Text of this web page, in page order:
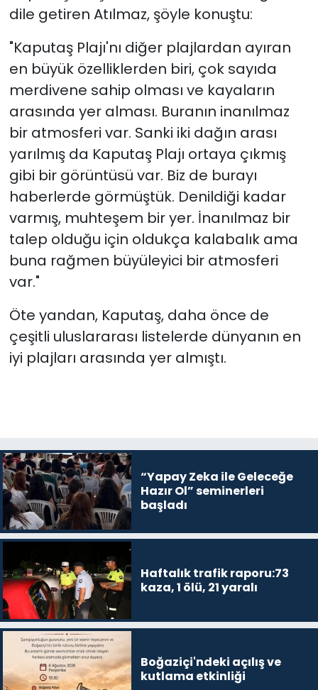
dile getiren Atılmaz, şöyle konuştu:
"Kaputaş Plajı'nı diğer plajlardan ayıran
en büyük özelliklerden biri, çok sayıda
merdivene sahip olması ve kayaların
arasında yer alması. Buranın inanılmaz
bir atmosferi var. Sanki iki dağın arası
yarılmış da Kaputaş Plajı ortaya çıkmış
gibi bir görüntüsü var. Biz de burayı
haberlerde görmüştük. Denildiği kadar
varmış, muhteşem bir yer. İnanılmaz bir
talep olduğu için oldukça kalabalık ama
buna rağmen büyüleyici bir atmosferi
var."
Öte yandan, Kaputaş, daha önce de
çeşitli uluslararası listelerde dünyanın en
iyi plajları arasında yer almıştı.
“Yapay Zeka ile Geleceğe
Hazır Ol” seminerleri
başladı
Haftalık trafik raporu:73
kaza, 1 ölü, 21 yaralı
Boğaziçi'ndeki açılış ve
kutlama etkinliği